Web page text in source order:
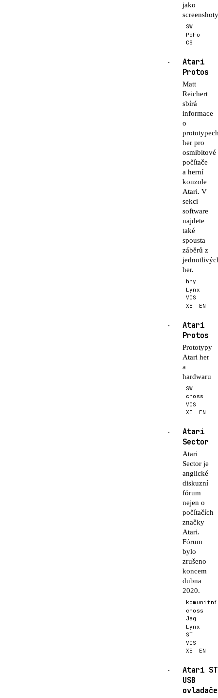
jako
SW
PoFo
CS
·
Atari
Protos
Matt
Reichert
sbírá
informace
o
her pro
osmibitové
počítače
a herní
konzole
Atari. V
sekci
software
najdete
také
spousta
záběrů z
her.
hry
Lynx
VCS
XE
EN
·
Atari
Protos
Prototypy
Atari her
a
hardwaru
SW
cross
VCS
XE
EN
·
Atari
Sector
Atari
Sector je
anglické
diskuzní
fórum
nejen o
počítačích
značky
Atari.
Fórum
bylo
zrušeno
koncem
dubna
2020.
cross
Jag
Lynx
ST
VCS
XE
EN
·
Atari ST
USB
ovladače